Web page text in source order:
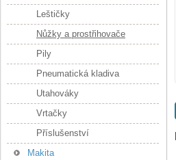
Leštičky
Nůžky a prostřihovače
Pily
Pneumatická kladiva
Utahováky
Vrtačky
Příslušenství
Makita